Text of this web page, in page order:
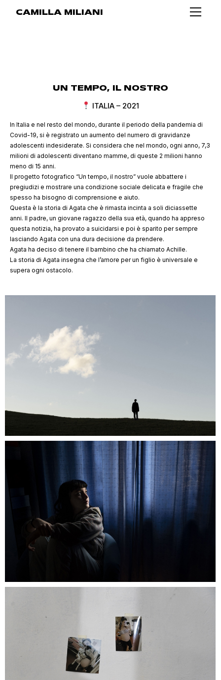
CAMILLA MILIANI
UN TEMPO, IL NOSTRO
ITALIA – 2021
In Italia e nel resto del mondo, durante il periodo della pandemia di
Covid-19, si è registrato un aumento del numero di gravidanze
adolescenti indesiderate. Si considera che nel mondo, ogni anno, 7,3
milioni di adolescenti diventano mamme, di queste 2 milioni hanno
meno di 15 anni.
Il progetto fotografico “Un tempo, il nostro” vuole abbattere i
pregiudizi e mostrare una condizione sociale delicata e fragile che
spesso ha bisogno di comprensione e aiuto.
Questa è la storia di Agata che è rimasta incinta a soli diciassette
anni. Il padre, un giovane ragazzo della sua età, quando ha appreso
questa notizia, ha provato a suicidarsi e poi è sparito per sempre
lasciando Agata con una dura decisione da prendere.
Agata ha deciso di tenere il bambino che ha chiamato Achille.
La storia di Agata insegna che l’amore per un figlio è universale e
supera ogni ostacolo.